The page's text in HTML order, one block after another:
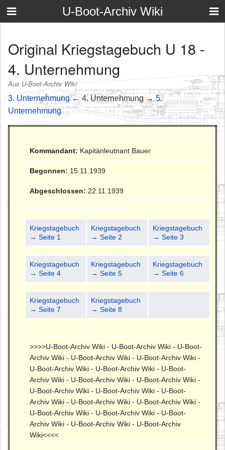
U-Boot-Archiv Wiki
Original Kriegstagebuch U 18 -
4. Unternehmung
Aus U-Boot-Archiv Wiki
3. Unternehmung← 4. Unternehmung →5.
Unternehmung
Kommandant: Kapitänleutnant Bauer
Begonnen: 15.11.1939
Abgeschlossen: 22.11.1939
Kriegstagebuch
→ Seite 1
Kriegstagebuch
→ Seite 2
Kriegstagebuch
→ Seite 3
Kriegstagebuch
→ Seite 4
Kriegstagebuch
→ Seite 5
Kriegstagebuch
→ Seite 6
Kriegstagebuch
→ Seite 7
Kriegstagebuch
→ Seite 8
>>>>U-Boot-Archiv Wiki - U-Boot-Archiv Wiki - U-Boot-
Archiv Wiki - U-Boot-Archiv Wiki - U-Boot-Archiv Wiki -
U-Boot-Archiv Wiki - U-Boot-Archiv Wiki - U-Boot-
Archiv Wiki - U-Boot-Archiv Wiki - U-Boot-Archiv Wiki -
U-Boot-Archiv Wiki - U-Boot-Archiv Wiki - U-Boot-
Archiv Wiki - U-Boot-Archiv Wiki - U-Boot-Archiv Wiki -
U-Boot-Archiv Wiki - U-Boot-Archiv Wiki - U-Boot-
Archiv Wiki - U-Boot-Archiv Wiki - U-Boot-Archiv
Wiki<<<<